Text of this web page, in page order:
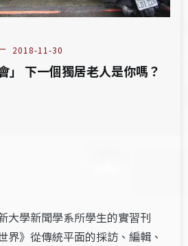
2018-11-30
」 下一個獨居老人是你嗎？
大學新聞學系所學生的實習刊
界》從傳統平面的採訪、編輯、